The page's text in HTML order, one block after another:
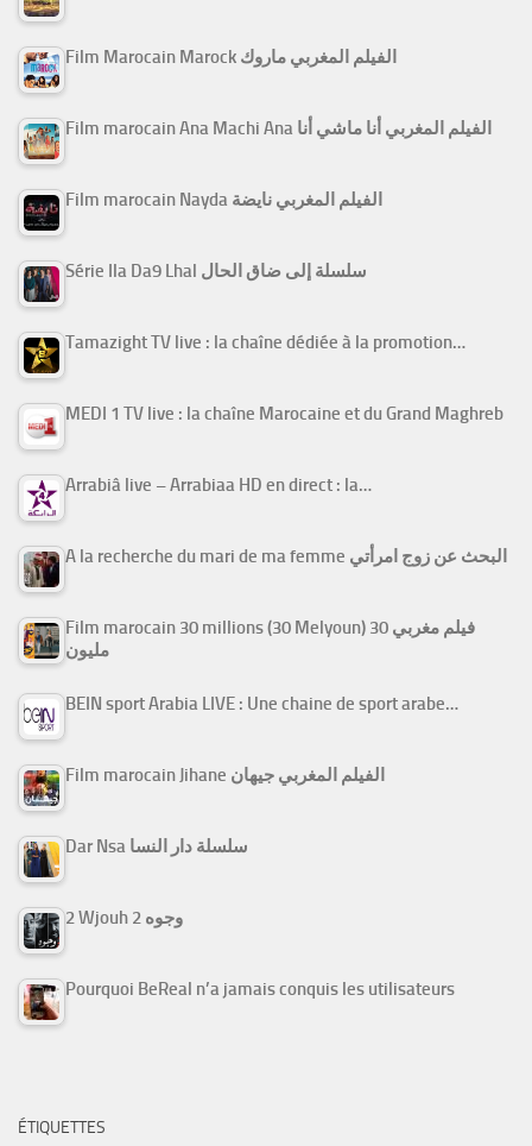
Film Marocain Marock الفيلم المغربي ماروك
Film marocain Ana Machi Ana الفيلم المغربي أنا ماشي أنا
Film marocain Nayda الفيلم المغربي نايضة
Série Ila Da9 Lhal سلسلة إلى ضاق الحال
Tamazight TV live : la chaîne dédiée à la promotion…
MEDI 1 TV live : la chaîne Marocaine et du Grand Maghreb
Arrabiâ live – Arrabiaa HD en direct : la…
A la recherche du mari de ma femme البحث عن زوج امرأتي
Film marocain 30 millions (30 Melyoun) فيلم مغربي 30
مليون
BEIN sport Arabia LIVE : Une chaine de sport arabe…
Film marocain Jihane الفيلم المغربي جيهان
Dar Nsa سلسلة دار النسا
2 Wjouh 2 وجوه
Pourquoi BeReal n’a jamais conquis les utilisateurs
ÉTIQUETTES